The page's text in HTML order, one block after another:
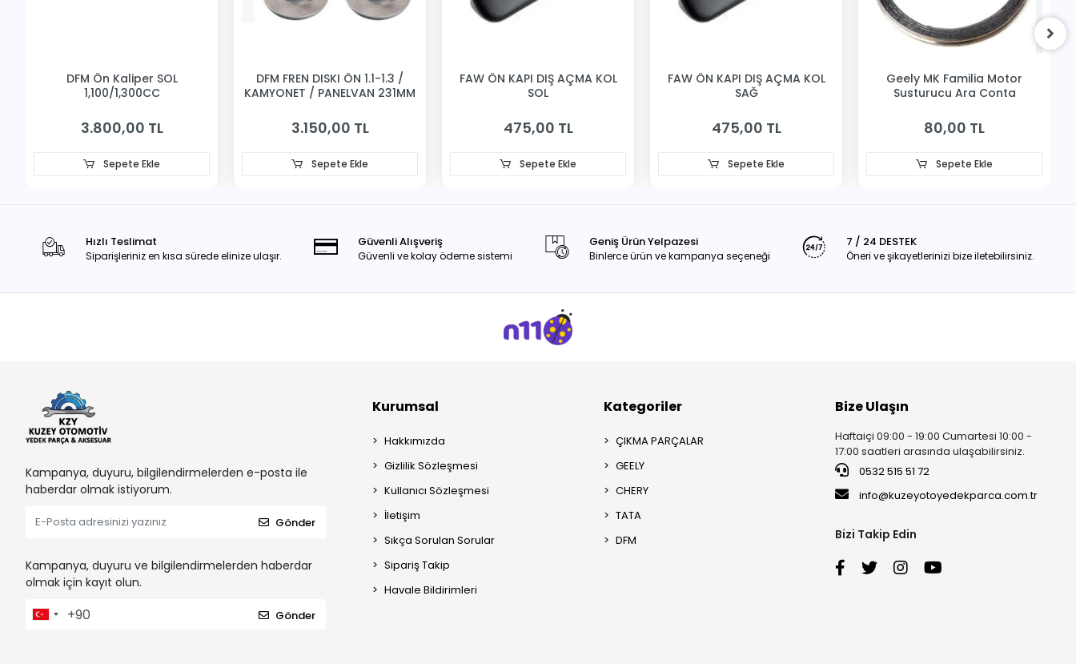
DFM Ön Kaliper SOL
1,100/1,300CC
3.800,00 TL
Sepete Ekle
DFM FREN DISKI ÖN 1.1-1.3 /
KAMYONET / PANELVAN 231MM
3.150,00 TL
Sepete Ekle
FAW ÖN KAPI DIŞ AÇMA KOL
SOL
475,00 TL
Sepete Ekle
FAW ÖN KAPI DIŞ AÇMA KOL
SAĞ
475,00 TL
Sepete Ekle
Geely MK Familia Motor
Susturucu Ara Conta
80,00 TL
Sepete Ekle
Hızlı Teslimat
Siparişleriniz en kısa sürede elinize ulaşır.
Güvenli Alışveriş
Güvenli ve kolay ödeme sistemi
Geniş Ürün Yelpazesi
Binlerce ürün ve kampanya seçeneği
7 / 24 DESTEK
Öneri ve şikayetlerinizi bize iletebilirsiniz.
Kampanya, duyuru, bilgilendirmelerden e-posta ile
haberdar olmak istiyorum.
Gönder
Kampanya, duyuru ve bilgilendirmelerden haberdar
olmak için kayıt olun.
Gönder
Kurumsal
Hakkımızda
Gizlilik Sözleşmesi
Kullanıcı Sözleşmesi
İletişim
Sıkça Sorulan Sorular
Sipariş Takip
Havale Bildirimleri
Kategoriler
ÇIKMA PARÇALAR
GEELY
CHERY
TATA
DFM
Bize Ulaşın
Haftaiçi 09:00 - 19:00 Cumartesi 10:00 -
17:00 saatleri arasında ulaşabilirsiniz.
0532 515 51 72
info@kuzeyotoyedekparca.com.tr
Bizi Takip Edin